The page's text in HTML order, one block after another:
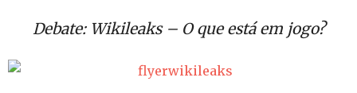
Debate: Wikileaks – O que está em jogo?